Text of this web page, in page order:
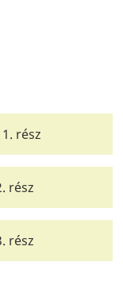
rész
rész
rész